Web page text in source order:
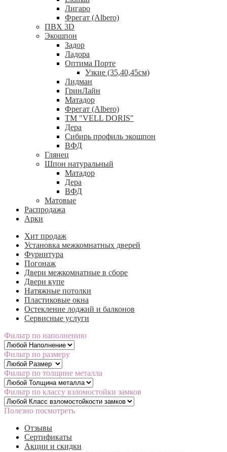
Лигаро
Фрегат (Albero)
ПВХ 3D
Экошпон
Задор
Ладора
Оптима Порте
Узкие (35,40,45см)
Лидман
ГринЛайн
Матадор
Фрегат (Albero)
ТМ "VELL DORIS"
Дера
Сибирь профиль экошпон
ВФД
Глянец
Шпон натуральный
Матадор
Дера
ВФД
Матовые
Распродажа
Арки
Хит продаж
Установка межкомнатных дверей
Фурнитура
Погонаж
Двери межкомнатные в сборе
Двери купе
Натяжные потолки
Пластиковые окна
Остекление лоджий и балконов
Сервисные услуги
Фильтр по наполнению
Фильтр по размеру
Фильтр по толщине металла
Фильтр по классу взломостойки замков
Полезно посмотреть
Отзывы
Сертификаты
Акции и скидки